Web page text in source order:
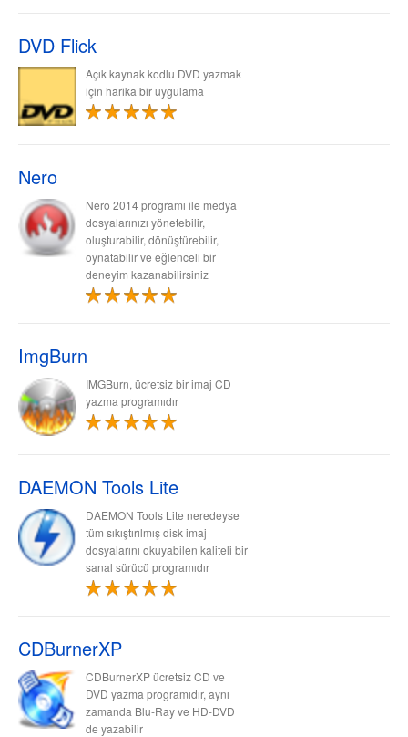
DVD Flick
Açık kaynak kodlu DVD yazmak
için harika bir uygulama
Nero
Nero 2014 programı ile medya
dosyalarınızı yönetebilir,
oluşturabilir, dönüştürebilir,
oynatabilir ve eğlenceli bir
deneyim kazanabilirsiniz
ImgBurn
IMGBurn, ücretsiz bir imaj CD
yazma programıdır
DAEMON Tools Lite
DAEMON Tools Lite neredeyse
tüm sıkıştırılmış disk imaj
dosyalarını okuyabilen kaliteli bir
sanal sürücü programıdır
CDBurnerXP
CDBurnerXP ücretsiz CD ve
DVD yazma programıdır, aynı
zamanda Blu-Ray ve HD-DVD
de yazabilir